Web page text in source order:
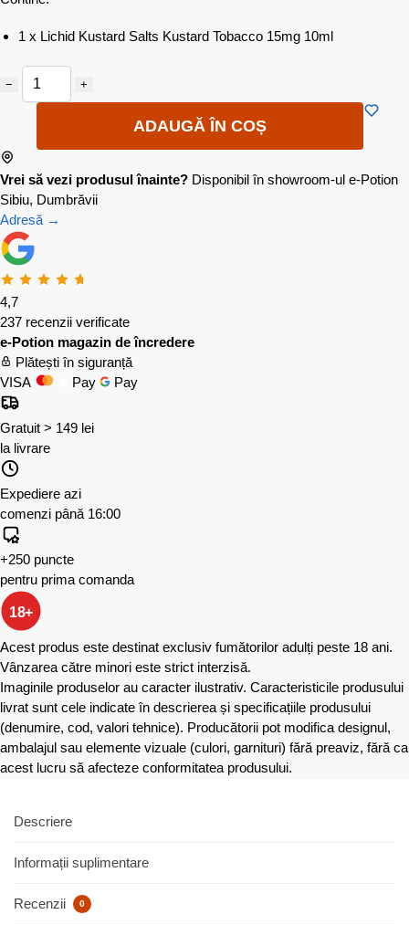
1 x Lichid Kustard Salts Kustard Tobacco 15mg 10ml
− +
ADAUGĂ ÎN COȘ
Vrei să vezi produsul înainte? Disponibil în showroom-ul e-Potion
Sibiu, Dumbrăvii
Adresă →
4,7
237 recenzii verificate
e-Potion magazin de încredere
Plătești în siguranță
VISA
Pay Pay
Gratuit > 149 lei
la livrare
Expediere azi
comenzi până 16:00
+250 puncte
pentru prima comanda
18+
Acest produs este destinat exclusiv fumătorilor adulți peste 18 ani.
Vânzarea către minori este strict interzisă.
Imaginile produselor au caracter ilustrativ. Caracteristicile produsului
livrat sunt cele indicate în descrierea și specificațiile produsului
(denumire, cod, valori tehnice). Producătorii pot modifica designul,
ambalajul sau elemente vizuale (culori, garnituri) fără preaviz, fără ca
acest lucru să afecteze conformitatea produsului.
Descriere
Informații suplimentare
Recenzii 0